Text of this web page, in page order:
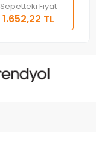
Sepetteki Fiyat
1.652,22 TL